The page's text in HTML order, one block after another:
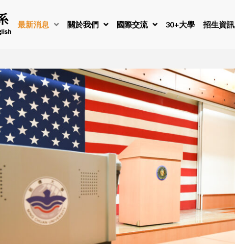
最新消息 關於我們 國際交流 30+大學 招生資訊